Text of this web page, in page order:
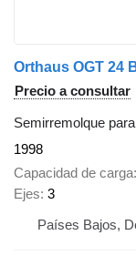
Orthaus OGT 24
Precio a consultar
Semirremolque
1998
Capacidad de carga
Ejes 3
Países Bajos,